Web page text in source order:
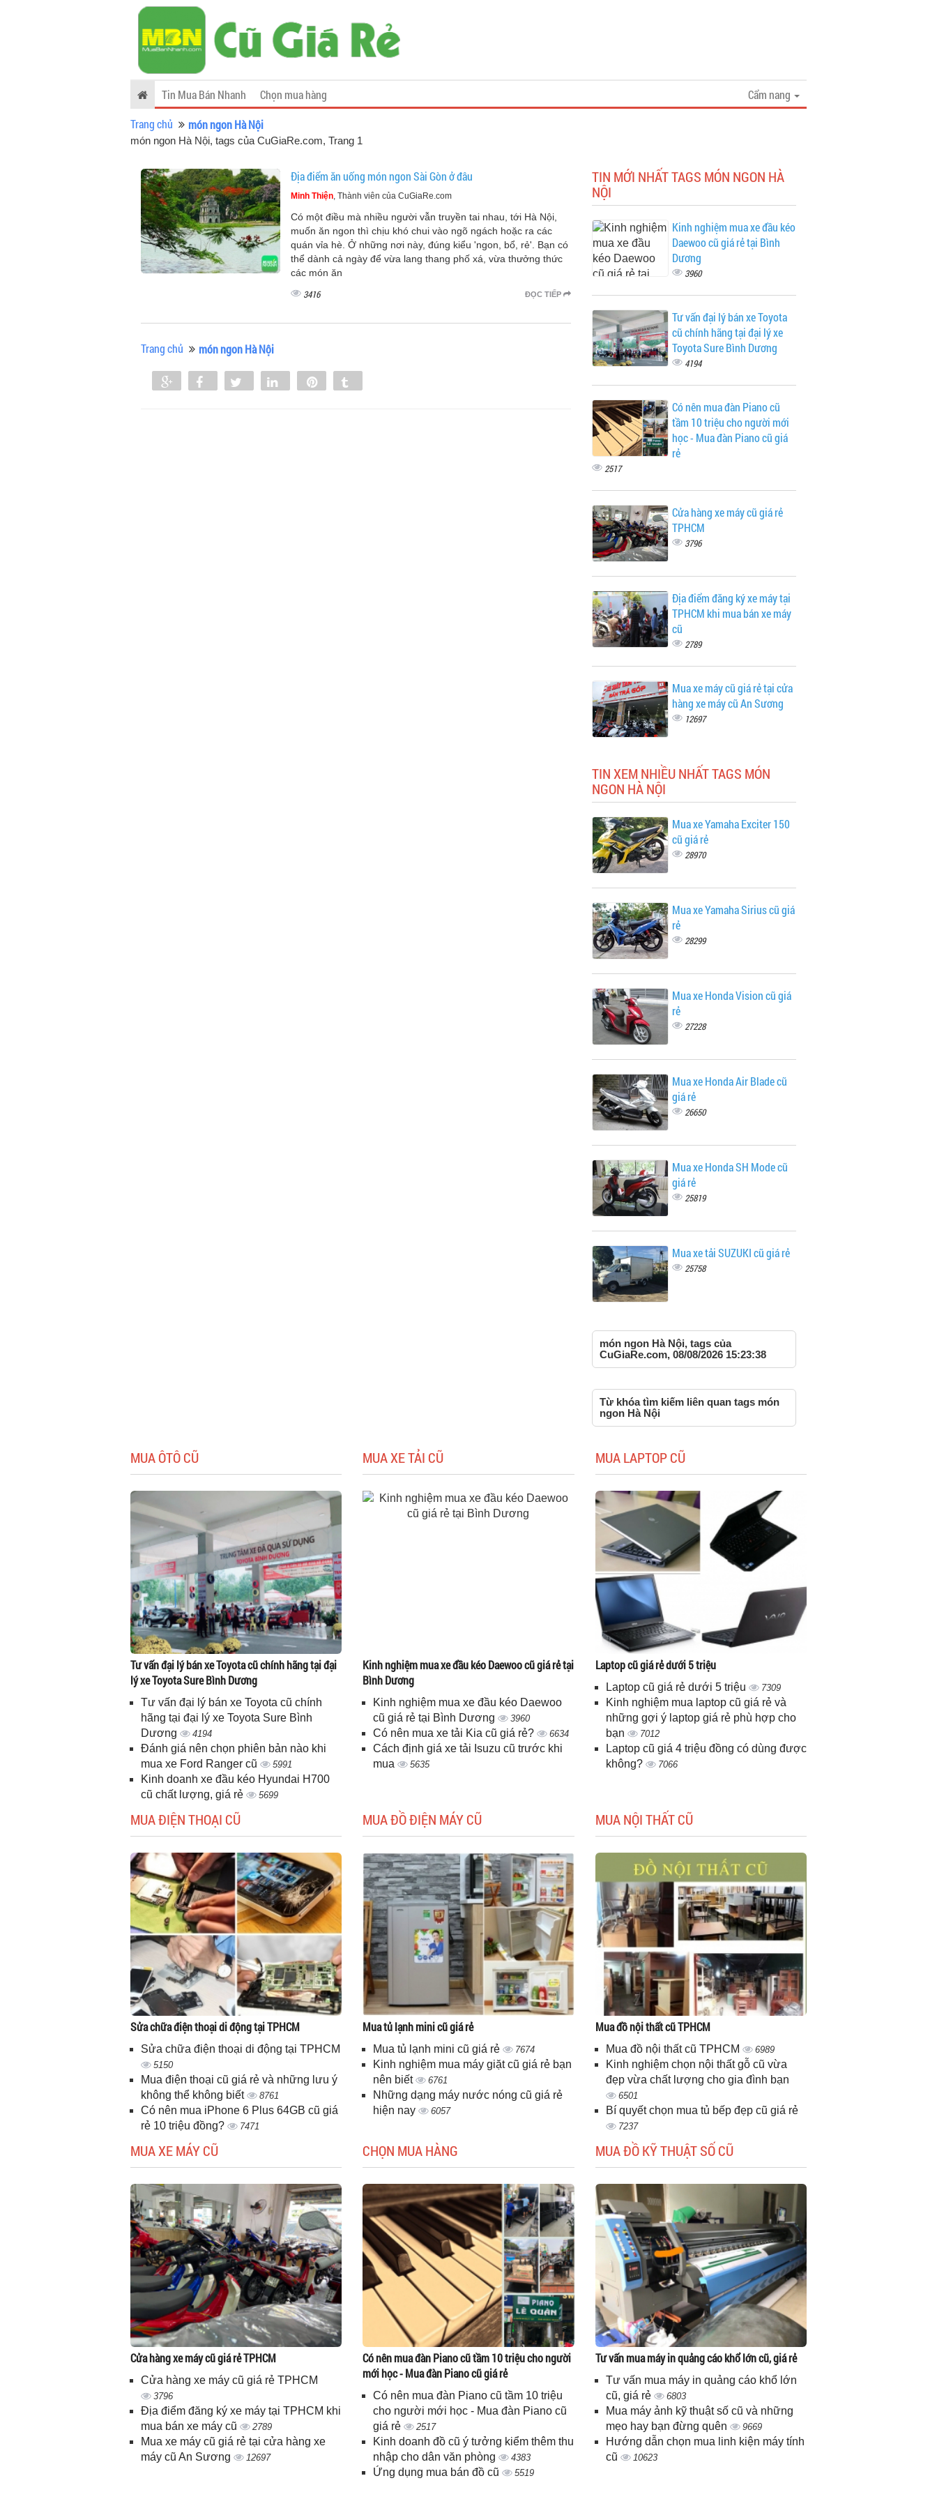
Cẩm nang
Tin Mua Bán Nhanh
Chọn mua hàng
Trang chủ
món ngon Hà Nội
món ngon Hà Nội, tags của CuGiaRe.com, Trang 1
Địa điểm ăn uống món ngon Sài Gòn ở đâu
Minh Thiện, Thành viên của CuGiaRe.com
Có một điều mà nhiều người vẫn truyền tai nhau, tới Hà Nội,
muốn ăn ngon thì chịu khó chui vào ngõ ngách hoặc ra các
quán vỉa hè. Ở những nơi này, đúng kiểu 'ngon, bổ, rẻ'. Bạn có
thể dành cả ngày để vừa lang thang phố xá, vừa thưởng thức
các món ăn
ĐỌC TIẾP
3416
Trang chủ món ngon Hà Nội
Share Share Tweet Share
TIN MỚI NHẤT TAGS MÓN NGON HÀ
NỘI
Kinh nghiệm mua xe đầu kéo
Daewoo cũ giá rẻ tại Bình
Dương
3960
Tư vấn đại lý bán xe Toyota
cũ chính hãng tại đại lý xe
Toyota Sure Bình Dương
4194
Có nên mua đàn Piano cũ
tầm 10 triệu cho người mới
học - Mua đàn Piano cũ giá
rẻ
2517
Cửa hàng xe máy cũ giá rẻ
TPHCM
3796
Địa điểm đăng ký xe máy tại
TPHCM khi mua bán xe máy
cũ
2789
Mua xe máy cũ giá rẻ tại cửa
hàng xe máy cũ An Sương
12697
TIN XEM NHIỀU NHẤT TAGS MÓN
NGON HÀ NỘI
Mua xe Yamaha Exciter 150
cũ giá rẻ
28970
Mua xe Yamaha Sirius cũ giá
rẻ
28299
Mua xe Honda Vision cũ giá
rẻ
27228
Mua xe Honda Air Blade cũ
giá rẻ
26650
Mua xe Honda SH Mode cũ
giá rẻ
25819
Mua xe tải SUZUKI cũ giá rẻ
25758
món ngon Hà Nội, tags của
CuGiaRe.com, 08/08/2026 15:23:38
Từ khóa tìm kiếm liên quan tags món
ngon Hà Nội
MUA ÔTÔ CŨ
Tư vấn đại lý bán xe Toyota cũ chính hãng tại đại
lý xe Toyota Sure Bình Dương
Tư vấn đại lý bán xe Toyota cũ chính
hãng tại đại lý xe Toyota Sure Bình
Dương
4194
Đánh giá nên chọn phiên bản nào khi
mua xe Ford Ranger cũ
5991
Kinh doanh xe đầu kéo Hyundai H700
cũ chất lượng, giá rẻ
5699
MUA XE TẢI CŨ
Kinh nghiệm mua xe đầu kéo Daewoo cũ giá rẻ tại
Bình Dương
Kinh nghiệm mua xe đầu kéo Daewoo
cũ giá rẻ tại Bình Dương
3960
Có nên mua xe tải Kia cũ giá rẻ? 6634
Cách định giá xe tải Isuzu cũ trước khi
mua
5635
MUA LAPTOP CŨ
Laptop cũ giá rẻ dưới 5 triệu
Laptop cũ giá rẻ dưới 5 triệu 7309
Kinh nghiệm mua laptop cũ giá rẻ và
những gợi ý laptop giá rẻ phù hợp cho
bạn
7012
Laptop cũ giá 4 triệu đồng có dùng được
không?
7066
MUA ĐIỆN THOẠI CŨ
Sửa chữa điện thoại di động tại TPHCM
Sửa chữa điện thoại di động tại TPHCM
5150
Mua điện thoại cũ giá rẻ và những lưu ý
không thể không biết
8761
Có nên mua iPhone 6 Plus 64GB cũ giá
rẻ 10 triệu đồng?
7471
MUA ĐỒ ĐIỆN MÁY CŨ
Mua tủ lạnh mini cũ giá rẻ
Mua tủ lạnh mini cũ giá rẻ 7674
Kinh nghiệm mua máy giặt cũ giá rẻ bạn
nên biết
6761
Những dạng máy nước nóng cũ giá rẻ
hiện nay
6057
MUA NỘI THẤT CŨ
Mua đồ nội thất cũ TPHCM
Mua đồ nội thất cũ TPHCM 6989
Kinh nghiệm chọn nội thất gỗ cũ vừa
đẹp vừa chất lượng cho gia đình bạn
6501
Bí quyết chọn mua tủ bếp đẹp cũ giá rẻ
7237
MUA XE MÁY CŨ
Cửa hàng xe máy cũ giá rẻ TPHCM
Cửa hàng xe máy cũ giá rẻ TPHCM
3796
Địa điểm đăng ký xe máy tại TPHCM khi
mua bán xe máy cũ
2789
Mua xe máy cũ giá rẻ tại cửa hàng xe
máy cũ An Sương
12697
CHỌN MUA HÀNG
Có nên mua đàn Piano cũ tầm 10 triệu cho người
mới học - Mua đàn Piano cũ giá rẻ
Có nên mua đàn Piano cũ tầm 10 triệu
cho người mới học - Mua đàn Piano cũ
giá rẻ
2517
Kinh doanh đồ cũ ý tưởng kiểm thêm thu
nhập cho dân văn phòng
4383
Ứng dụng mua bán đồ cũ 5519
MUA ĐỒ KỸ THUẬT SỐ CŨ
Tư vấn mua máy in quảng cáo khổ lớn cũ, giá rẻ
Tư vấn mua máy in quảng cáo khổ lớn
cũ, giá rẻ
6803
Mua máy ảnh kỹ thuật số cũ và những
mẹo hay bạn đừng quên
9669
Hướng dẫn chọn mua linh kiện máy tính
cũ
10623